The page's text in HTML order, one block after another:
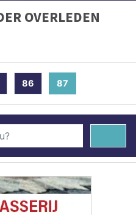
OVERLEDEN
86 87